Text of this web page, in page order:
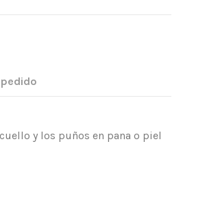
y los puños en pana o piel